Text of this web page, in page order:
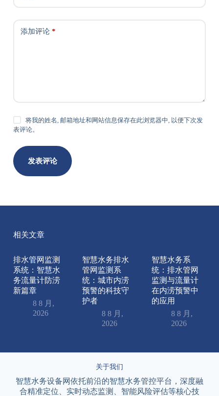
添加评论*
将我的姓名, 邮箱地址和网站信息保存在此浏览器中, 以便下次发
表评论。
发表评论
相关文章
排水管网监测
系统：智慧水
务流量计防涝
新篇章
8 8 月,
2026
智慧水务排水
管网监测系
统：城市内涝
预警的科技守
护者
8 8 月,
2026
智慧水务系
统：排水管网
监测与流量计
在内涝预警中
的应用
8 8 月,
2026
关于我们
智慧水务设备网依托前沿的智慧水务管控平台，深度融
合精准定位、实时动态监测、智能风险评估等核心技